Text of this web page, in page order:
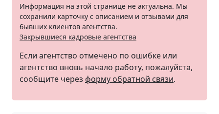
Информация на этой странице не актуальна. Мы
сохранили карточку с описанием и отзывами для
бывших клиентов агентства.
Закрывшиеся кадровые агентства
Если агентство отмечено по ошибке или
агентство вновь начало работу, пожалуйста,
сообщите через форму обратной связи.